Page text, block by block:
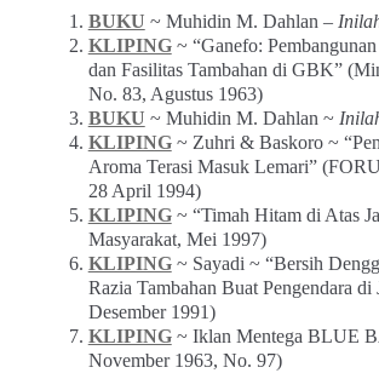
BUKU ~ Muhidin M. Dahlan –
KLIPING~ “Ganefo:
dan Fasilitas Tambahan di GBK”
No. 83, Agustus 1963)
BUKU ~ Muhidin M. Dahlan ~
KLIPING~ Zuhri & Baskoro ~
Aroma Terasi Masuk Lemari”
28 April 1994)
KLIPING~ “Timah Hitam di Atas
Masyarakat, Mei 1997)
KLIPING~ Sayadi ~ “Bersih
Razia Tambahan Buat Pengendara di
Desember 1991)
KLIPING~ Iklan Mentega BLUE
November 1963, No. 97)